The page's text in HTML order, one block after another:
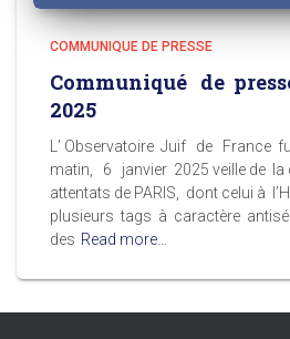
COMMUNIQUE DE PRESSE
Communiqué de
2025
L’ Observatoire Juif de France
matin, 6 janvier 2025 veille de
attentats de PARIS, dont celui à
plusieurs tags à caractère
des Read more…